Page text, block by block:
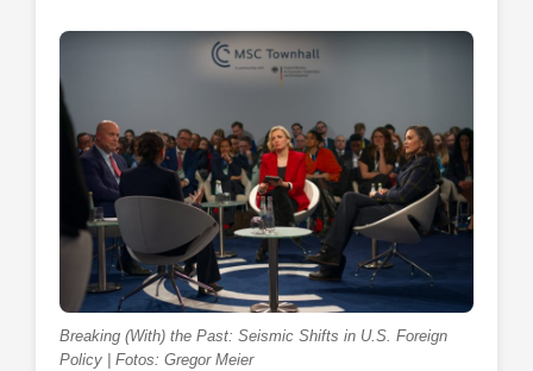
Breaking (With) the Past: Seismic Shifts in U.S. Foreign
Policy | Fotos: Gregor Meier